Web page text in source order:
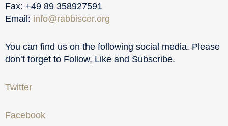
Fax: +49 89 358927591
Email: info@rabbiscer.org
You can find us on the following social media. Please
don’t forget to Follow, Like and Subscribe.
Twitter
Facebook